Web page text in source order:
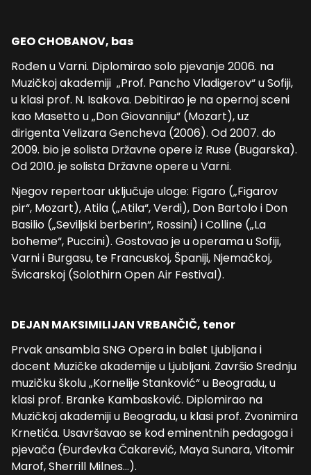
GEO CHOBANOV, bas
Rođen u Varni. Diplomirao solo pjevanje 2006. na
Muzičkoj akademiji „Prof. Pancho Vladigerov“ u Sofiji,
u klasi prof. N. Isakova. Debitirao je na opernoj sceni
kao Masetto u „Don Giovanniju“ (Mozart), uz
dirigenta Velizara Gencheva (2006). Od 2007. do
2009. bio je solista Državne opere iz Ruse (Bugarska).
Od 2010. je solista Državne opere u Varni.
Njegov repertoar uključuje uloge: Figaro („Figarov
pir“, Mozart), Atila („Atila“, Verdi), Don Bartolo i Don
Basilio („Seviljski berberin“, Rossini) i Colline („La
boheme“, Puccini). Gostovao je u operama u Sofiji,
Varni i Burgasu, te Francuskoj, Španiji, Njemačkoj,
Švicarskoj (Solothirn Open Air Festival).
DEJAN MAKSIMILIJAN VRBANČIČ, tenor
Prvak ansambla SNG Opera in balet Ljubljana i
docent Muzičke akademije u Ljubljani. Završio Srednju
muzičku školu „Kornelije Stanković“ u Beogradu, u
klasi prof. Branke Kambasković. Diplomirao na
Muzičkoj akademiji u Beogradu, u klasi prof. Zvonimira
Krnetića. Usavršavao se kod eminentnih pedagoga i
pjevača (Đurđevka Čakarević, Maya Sunara, Vitomir
Marof, Sherrill Milnes…).